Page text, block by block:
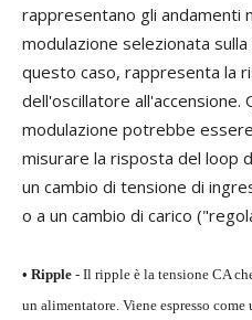
rappresentano gli andamenti
modulazione selezionata
questo caso, rappresenta la
dell'oscillatore all'accensione.
modulazione potrebbe
misurare la risposta del loop
un cambio di tensione di
o a un cambio di carico
• Ripple - Il ripple è la tensione CA
un alimentatore. Viene espresso